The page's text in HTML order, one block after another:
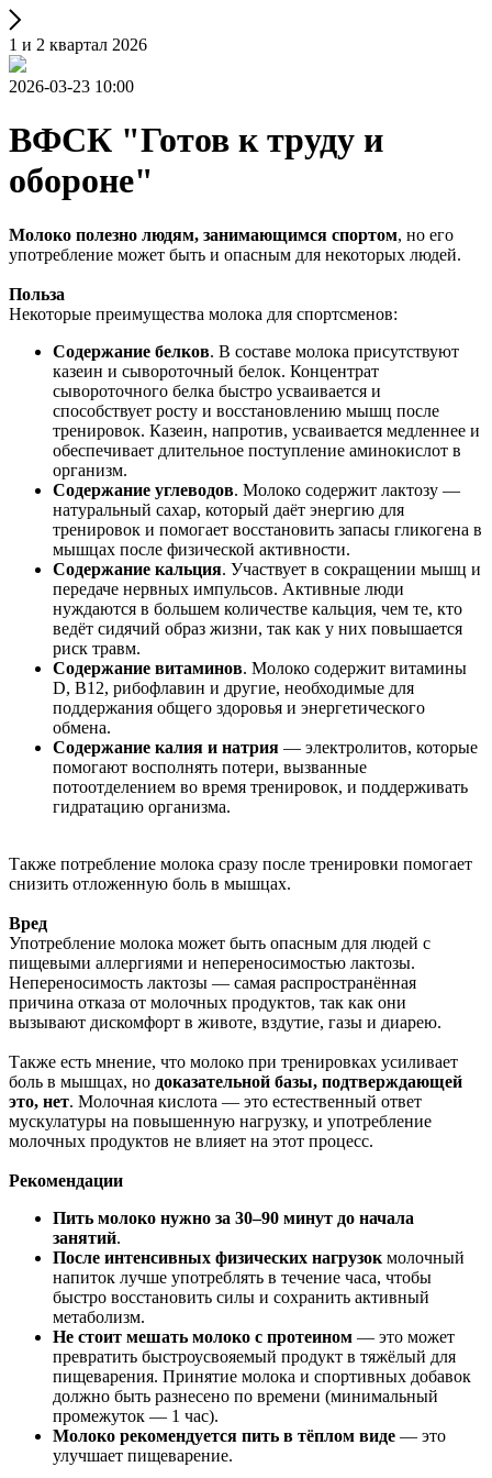
1 и 2 квартал 2026
2026-03-23 10:00
ВФСК "Готов к труду и
обороне"
Молоко полезно людям, занимающимся спортом, но его
употребление может быть и опасным для некоторых людей.
Польза
Некоторые преимущества молока для спортсменов:
Содержание белков. В составе молока присутствуют
казеин и сывороточный белок. Концентрат
сывороточного белка быстро усваивается и
способствует росту и восстановлению мышц после
тренировок. Казеин, напротив, усваивается медленнее и
обеспечивает длительное поступление аминокислот в
организм.
Содержание углеводов. Молоко содержит лактозу —
натуральный сахар, который даёт энергию для
тренировок и помогает восстановить запасы гликогена в
мышцах после физической активности.
Содержание кальция. Участвует в сокращении мышц и
передаче нервных импульсов. Активные люди
нуждаются в большем количестве кальция, чем те, кто
ведёт сидячий образ жизни, так как у них повышается
риск травм.
Содержание витаминов. Молоко содержит витамины
D, B12, рибофлавин и другие, необходимые для
поддержания общего здоровья и энергетического
обмена.
Содержание калия и натрия — электролитов, которые
помогают восполнять потери, вызванные
потоотделением во время тренировок, и поддерживать
гидратацию организма.
Также потребление молока сразу после тренировки помогает
снизить отложенную боль в мышцах.
Вред
Употребление молока может быть опасным для людей с
пищевыми аллергиями и непереносимостью лактозы.
Непереносимость лактозы — самая распространённая
причина отказа от молочных продуктов, так как они
вызывают дискомфорт в животе, вздутие, газы и диарею.
Также есть мнение, что молоко при тренировках усиливает
боль в мышцах, но доказательной базы, подтверждающей
это, нет. Молочная кислота — это естественный ответ
мускулатуры на повышенную нагрузку, и употребление
молочных продуктов не влияет на этот процесс.
Рекомендации
Пить молоко нужно за 30–90 минут до начала
занятий.
После интенсивных физических нагрузок молочный
напиток лучше употреблять в течение часа, чтобы
быстро восстановить силы и сохранить активный
метаболизм.
Не стоит мешать молоко с протеином — это может
превратить быстроусвояемый продукт в тяжёлый для
пищеварения. Принятие молока и спортивных добавок
должно быть разнесено по времени (минимальный
промежуток — 1 час).
Молоко рекомендуется пить в тёплом виде — это
улучшает пищеварение.